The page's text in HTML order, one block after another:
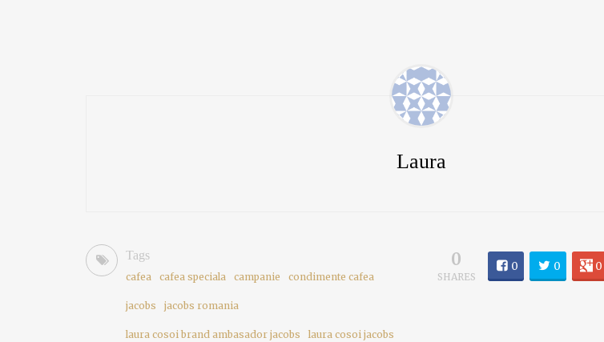
Laura
Tags
cafea cafea speciala campanie condimente cafea
jacobs jacobs romania
laura cosoi brand ambasador jacobs laura cosoi jacobs
0
SHARES
0 0 0